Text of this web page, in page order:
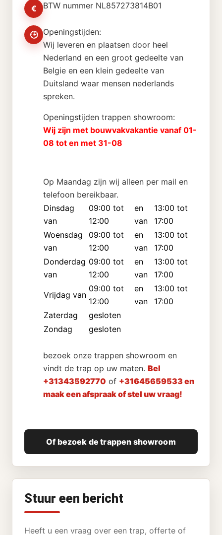
€ BTW nummer NL857273814B01
🕒 Openingstijden:
Wij leveren en plaatsen door heel
Nederland en een groot gedeelte van
Belgie en een klein gedeelte van
Duitsland waar mensen nederlands
spreken.
Openingstijden trappen showroom:
Wij zijn met bouwvakvakantie vanaf 01-
08 tot en met 31-08
Op Maandag zijn wij alleen per mail en
telefoon bereikbaar.
Dinsdag
van
09:00 tot
12:00
en
van
13:00 tot
17:00
Woensdag
van
09:00 tot
12:00
en
van
13:00 tot
17:00
Donderdag
van
09:00 tot
12:00
en
van
13:00 tot
17:00
Vrijdag van
09:00 tot
12:00
en
van
13:00 tot
17:00
Zaterdag
gesloten
Zondag
gesloten
bezoek onze trappen showroom en
vindt de trap op uw maten. Bel
+31343592770 of +31645659533 en
maak een afspraak of stel uw vraag!
Of bezoek de trappen showroom
Stuur een bericht
Heeft u een vraag over een trap, offerte of